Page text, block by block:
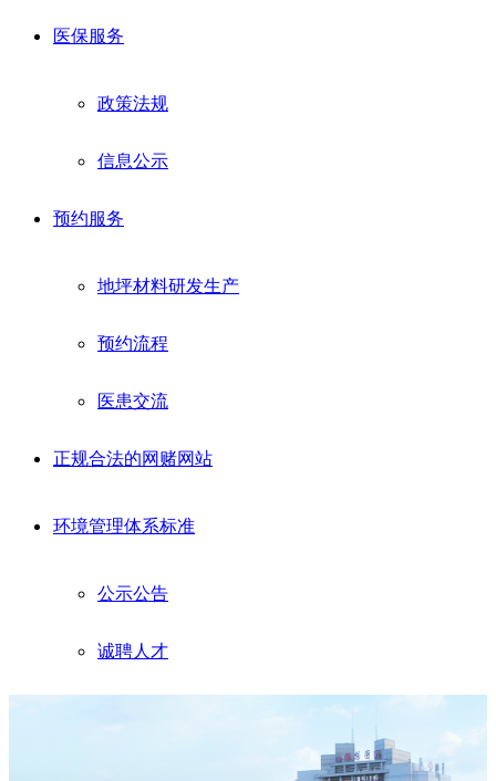
医保服务
政策法规
信息公示
预约服务
地坪材料研发生产
预约流程
医患交流
正规合法的网赌网站
环境管理体系标准
公示公告
诚聘人才